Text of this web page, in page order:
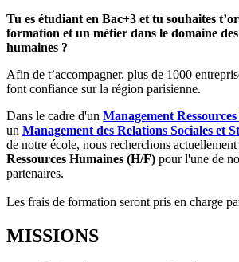
Tu es étudiant en Bac+3 et tu souhaites
formation et un métier dans le domaine
humaines ?
Afin de t’accompagner, plus de 1000
font confiance sur la région parisienne.
Dans le cadre d'un Management
un Management des Relations Sociales et
de notre école, nous recherchons
Ressources Humaines (H/F) pour l'une de
partenaires.
Les frais de formation seront pris en charge
MISSIONS